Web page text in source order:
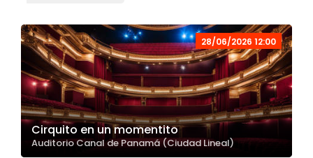
28/06/2026 12:00
Cirquito en un momentito
Auditorio Canal de Panamá (Ciudad Lineal)